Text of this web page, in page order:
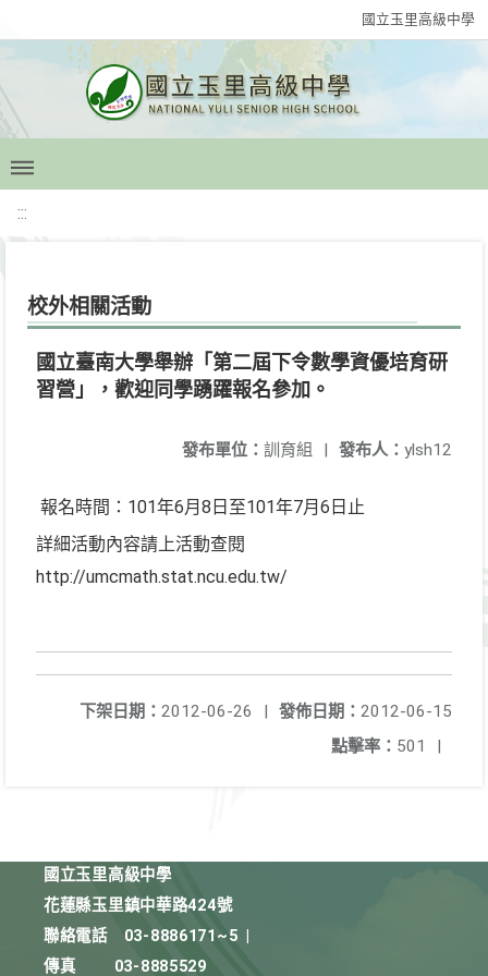
國立玉里高級中學
:::
校外相關活動
國立臺南大學舉辦「第二屆下令數學資優培育研
習營」，歡迎同學踴躍報名參加。
發布人： ylsh12
發布單位： 訓育組 |
報名時間：101年6月8日至101年7月6日止
詳細活動內容請上活動查閱
http://umcmath.stat.ncu.edu.tw/
發佈日期： 2012-06-15
下架日期： 2012-06-26
|
點擊率： 501 |
國立玉里高級中學
花蓮縣玉里鎮中華路424號
聯絡電話
03-8886171~5
傳真
03-8885529